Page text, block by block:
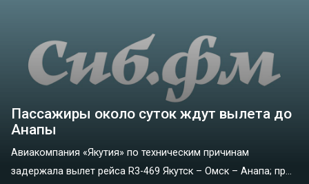
Пассажиры около суток ждут вылета до
Анапы
Авиакомпания «Якутия» по техническим причинам
задержала вылет рейса R3-469 Якутск – Омск – Анапа; пр...